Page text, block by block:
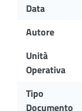
Data
Autore
Unità
Operativa
Tipo
Documento